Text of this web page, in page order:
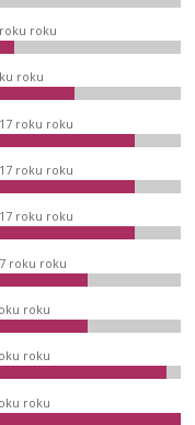
roku
roku
roku roku
roku roku
roku roku
roku roku
roku
roku
roku